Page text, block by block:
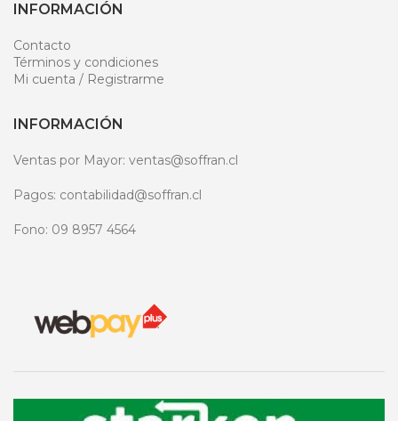
INFORMACIÓN
Contacto
Términos y condiciones
Mi cuenta / Registrarme
INFORMACIÓN
Ventas por Mayor: ventas@soffran.cl
Pagos: contabilidad@soffran.cl
Fono: 09 8957 4564